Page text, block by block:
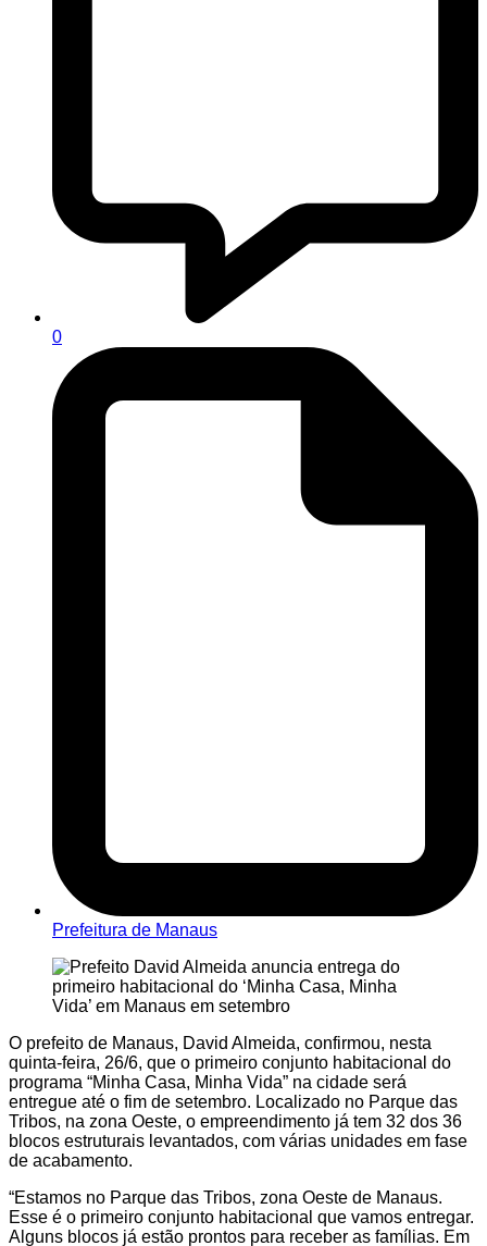
0
Prefeitura de Manaus
O prefeito de Manaus, David Almeida, confirmou, nesta
quinta-feira, 26/6, que o primeiro conjunto habitacional do
programa “Minha Casa, Minha Vida” na cidade será
entregue até o fim de setembro. Localizado no Parque das
Tribos, na zona Oeste, o empreendimento já tem 32 dos 36
blocos estruturais levantados, com várias unidades em fase
de acabamento.
“Estamos no Parque das Tribos, zona Oeste de Manaus.
Esse é o primeiro conjunto habitacional que vamos entregar.
Alguns blocos já estão prontos para receber as famílias. Em